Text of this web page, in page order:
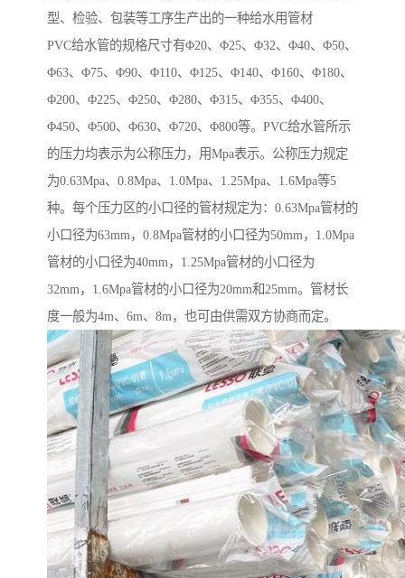
型、检验、包装等工序生产出的一种给水用管材
PVC给水管的规格尺寸有Φ20、Φ25、Φ32、Φ40、Φ50、
Φ63、Φ75、Φ90、Φ110、Φ125、Φ140、Φ160、Φ180、
Φ200、Φ225、Φ250、Φ280、Φ315、Φ355、Φ400、
Φ450、Φ500、Φ630、Φ720、Φ800等。PVC给水管所示
的压力均表示为公称压力，用Mpa表示。公称压力规定
为0.63Mpa、0.8Mpa、1.0Mpa、1.25Mpa、1.6Mpa等5
种。每个压力区的小口径的管材规定为：0.63Mpa管材的
小口径为63mm，0.8Mpa管材的小口径为50mm，1.0Mpa
管材的小口径为40mm，1.25Mpa管材的小口径为
32mm，1.6Mpa管材的小口径为20mm和25mm。管材长
度一般为4m、6m、8m，也可由供需双方协商而定。